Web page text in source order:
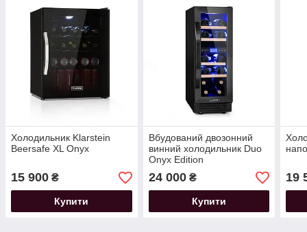
Холодильник Klarstein
Beersafe XL Onyx
15 900 ₴
Купити
Вбудований двозонний
винний холодильник Duo
Onyx Edition
24 000₴
Купити
19